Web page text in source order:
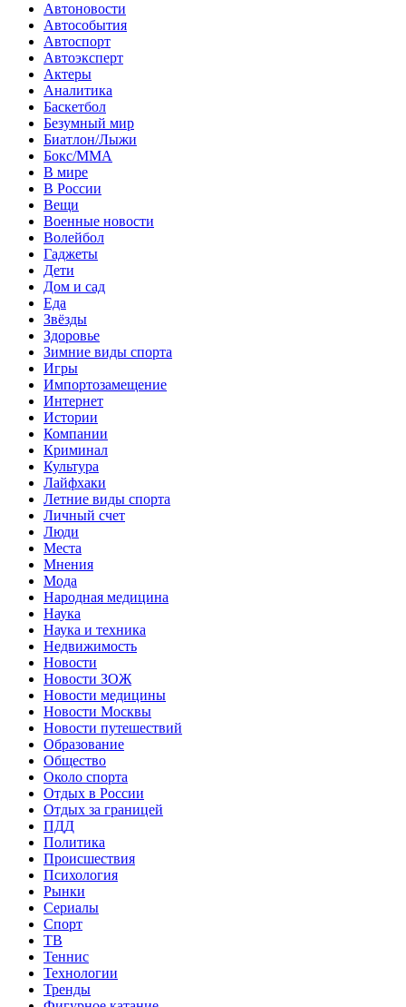
Автоновости
Автособытия
Автоспорт
Автоэксперт
Актеры
Аналитика
Баскетбол
Безумный мир
Биатлон/Лыжи
Бокс/MMA
В мире
В России
Вещи
Военные новости
Волейбол
Гаджеты
Дети
Дом и сад
Еда
Звёзды
Здоровье
Зимние виды спорта
Игры
Импортозамещение
Интернет
Истории
Компании
Криминал
Культура
Лайфхаки
Летние виды спорта
Личный счет
Люди
Места
Мнения
Мода
Народная медицина
Наука
Наука и техника
Недвижимость
Новости
Новости ЗОЖ
Новости медицины
Новости Москвы
Новости путешествий
Образование
Общество
Около спорта
Отдых в России
Отдых за границей
ПДД
Политика
Происшествия
Психология
Рынки
Сериалы
Спорт
ТВ
Теннис
Технологии
Тренды